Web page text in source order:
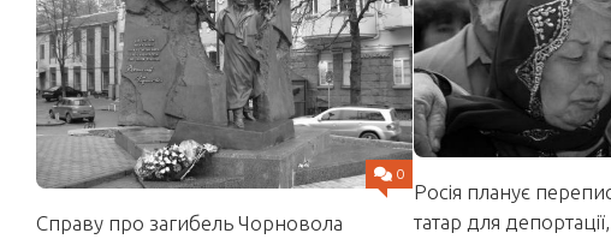
0
Справу про загибель Чорновола
Росія планує
татар для